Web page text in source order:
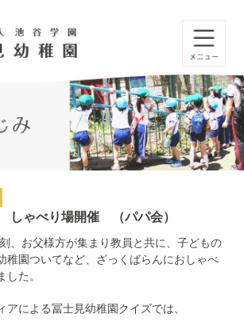
しゃべり場開催 （パパ会）
、お父様方が集まり教員と共に、子どもの
稚園ついてなど、ざっくばらんにおしゃべ
た。
アによる冨士見幼稚園クイズでは、